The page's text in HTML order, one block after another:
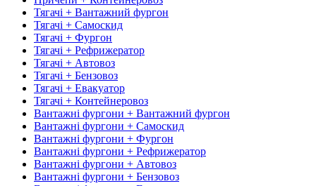
Тягачі + Вантажний фургон
Тягачі + Самоскид
Тягачі + Фургон
Тягачі + Рефрижератор
Тягачі + Автовоз
Тягачі + Бензовоз
Тягачі + Евакуатор
Тягачі + Контейнеровоз
Вантажні фургони + Вантажний фургон
Вантажні фургони + Самоскид
Вантажні фургони + Фургон
Вантажні фургони + Рефрижератор
Вантажні фургони + Автовоз
Вантажні фургони + Бензовоз